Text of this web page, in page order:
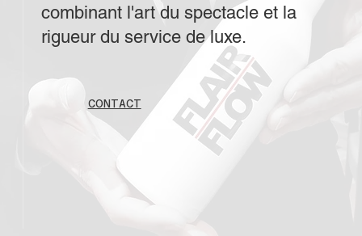
CONTACT
combinant l'art du spectacle et la
rigueur du service de luxe.